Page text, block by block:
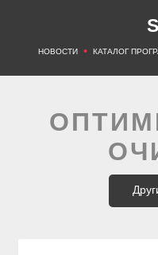
НОВОСТИ • КАТАЛОГ